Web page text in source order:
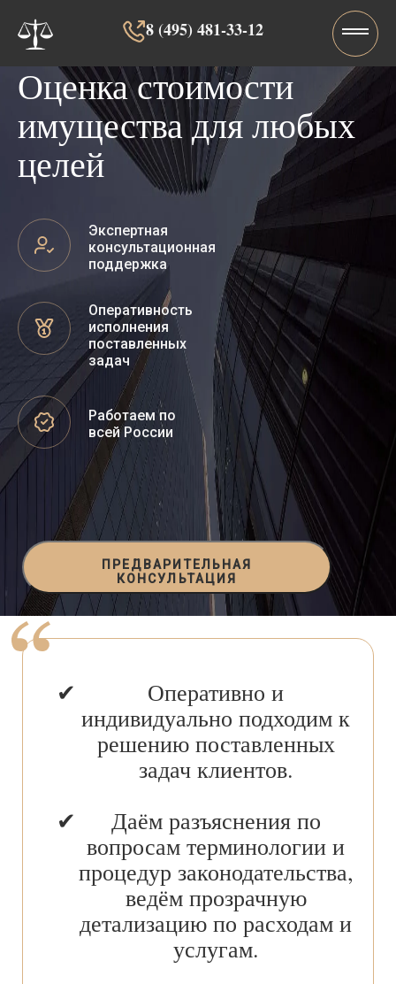
8 (495) 481-33-12‬‬
Оценка стоимости
имущества для любых
целей
Экспертная
консультационная
поддержка
Оперативность
исполнения
поставленных
задач
Работаем по
всей России
ПРЕДВАРИТЕЛЬНАЯ
КОНСУЛЬТАЦИЯ
Оперативно и
индивидуально подходим к
решению поставленных
задач клиентов.
Даём разъяснения по
вопросам терминологии и
процедур законодательства,
ведём прозрачную
детализацию по расходам и
услугам.